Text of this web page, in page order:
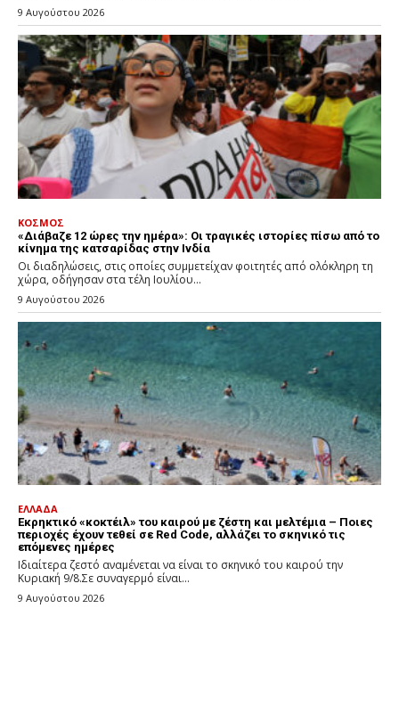
9 Αυγούστου 2026
ΚΟΣΜΟΣ
«Διάβαζε 12 ώρες την ημέρα»: Οι τραγικές ιστορίες πίσω από το
κίνημα της κατσαρίδας στην Ινδία
Οι διαδηλώσεις, στις οποίες συμμετείχαν φοιτητές από ολόκληρη τη
χώρα, οδήγησαν στα τέλη Ιουλίου...
9 Αυγούστου 2026
ΕΛΛΑΔΑ
Εκρηκτικό «κοκτέιλ» του καιρού με ζέστη και μελτέμια – Ποιες
περιοχές έχουν τεθεί σε Red Code, αλλάζει το σκηνικό τις
επόμενες ημέρες
Ιδιαίτερα ζεστό αναμένεται να είναι το σκηνικό του καιρού την
Κυριακή 9/8.Σε συναγερμό είναι...
9 Αυγούστου 2026